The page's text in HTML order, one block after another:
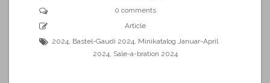
0 comments
Article
2024, Bastel-Gaudi 2024, Minikatalog Januar-April
2024, Sale-a-bration 2024